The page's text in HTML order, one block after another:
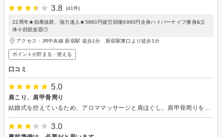
3.8
(41件)
22周年★効果抜群、強力達人★5880円疲労回復6880円全身ハイパーナイフ痩身&立
体小顔筋放題◎
アクセス：JR中央線 新宿駅 徒歩1分 新宿駅東口より徒歩1分
ポイントが貯まる・使える
口コミ
5.0
肩こり、肩甲骨周り
3.0